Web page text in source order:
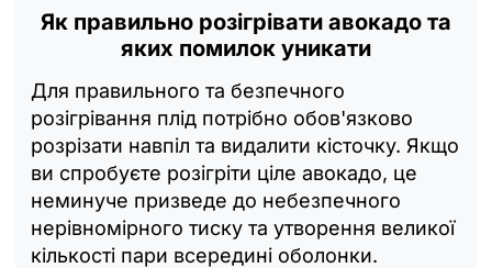
Як правильно розігрівати авокадо та
яких помилок уникати
Для правильного та безпечного
розігрівання плід потрібно обов'язково
розрізати навпіл та видалити кісточку. Якщо
ви спробуєте розігріти ціле авокадо, це
неминуче призведе до небезпечного
нерівномірного тиску та утворення великої
кількості пари всередині оболонки.